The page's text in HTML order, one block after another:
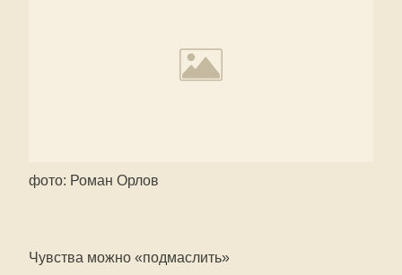
фото: Роман Орлов
Чувства можно «подмаслить»